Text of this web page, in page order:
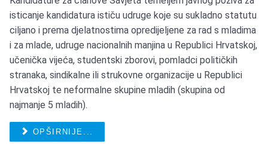
isticanje kandidatura ističu udruge koje su sukladno statutu
ciljano i prema djelatnostima opredijeljene za rad s mladima
i za mlade, udruge nacionalnih manjina u Republici Hrvatskoj,
učenička vijeća, studentski zborovi, pomladci političkih
stranaka, sindikalne ili strukovne organizacije u Republici
Hrvatskoj te neformalne skupine mladih (skupina od
najmanje 5 mladih).
OPŠIRNIJE...